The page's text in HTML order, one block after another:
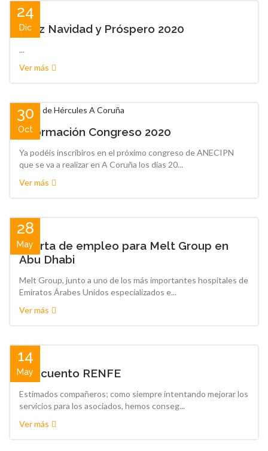
24
Dic
Feliz Navidad y Próspero 2020
...
Ver más
30
Oct
Información Congreso 2020
Ya podéis inscribiros en el próximo congreso de ANECIPN
que se va a realizar en A Coruña los días 20...
Ver más
28
May
Oferta de empleo para Melt Group en
Abu Dhabi
Melt Group, junto a uno de los más importantes hospitales de
Emiratos Árabes Unidos especializados e...
Ver más
14
May
Descuento RENFE
Estimados compañeros; como siempre intentando mejorar los
servicios para los asociados, hemos conseg...
Ver más